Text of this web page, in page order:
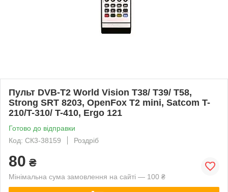
Пульт DVB-T2 World Vision T38/ T39/ T58,
Strong SRT 8203, OpenFox T2 mini, Satcom T-
210/T-310/ T-410, Ergo 121
Готово до відправки
Код: СК3-38159
Роздріб
80 ₴
Мінімальна сума замовлення на сайті — 100 ₴